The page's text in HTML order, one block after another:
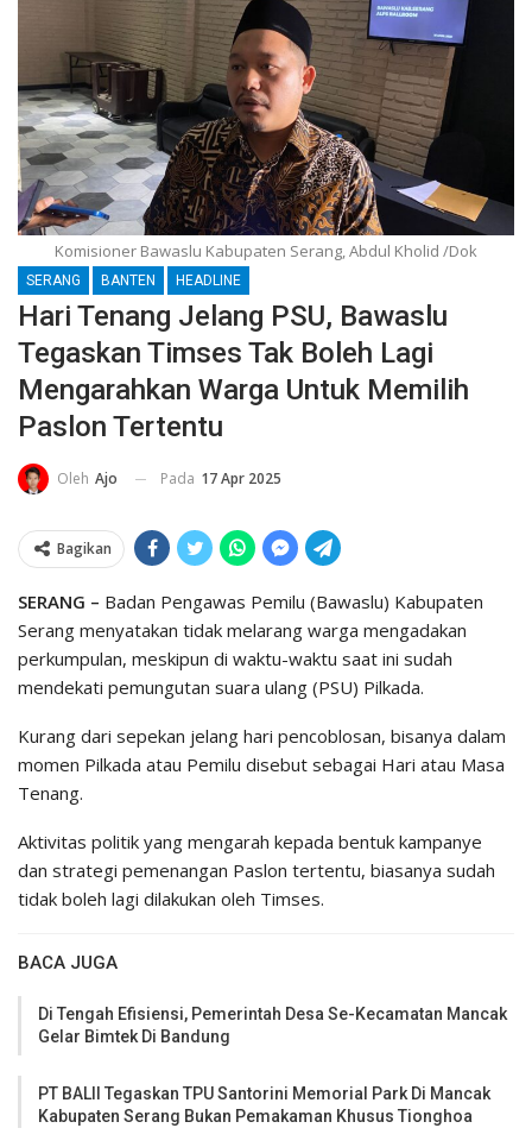
Komisioner Bawaslu Kabupaten Serang, Abdul Kholid /Dok
SERANG BANTEN HEADLINE
Hari Tenang Jelang PSU, Bawaslu
Tegaskan Timses Tak Boleh Lagi
Mengarahkan Warga Untuk Memilih
Paslon Tertentu
Oleh Ajo Pada 17 Apr 2025
Bagikan
SERANG – Badan Pengawas Pemilu (Bawaslu) Kabupaten
Serang menyatakan tidak melarang warga mengadakan
perkumpulan, meskipun di waktu-waktu saat ini sudah
mendekati pemungutan suara ulang (PSU) Pilkada.
Kurang dari sepekan jelang hari pencoblosan, bisanya dalam
momen Pilkada atau Pemilu disebut sebagai Hari atau Masa
Tenang.
Aktivitas politik yang mengarah kepada bentuk kampanye
dan strategi pemenangan Paslon tertentu, biasanya sudah
tidak boleh lagi dilakukan oleh Timses.
BACA JUGA
Di Tengah Efisiensi, Pemerintah Desa Se-Kecamatan Mancak
Gelar Bimtek Di Bandung
PT BALII Tegaskan TPU Santorini Memorial Park Di Mancak
Kabupaten Serang Bukan Pemakaman Khusus Tionghoa